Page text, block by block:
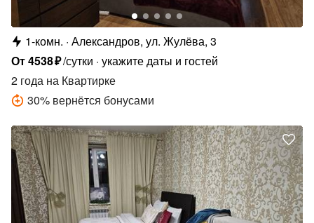
1-комн. Александров, ул. Жулёва, 3
От4538₽/сутки укажите даты и гостей
2 года на Квартирке
30% вернётся бонусами